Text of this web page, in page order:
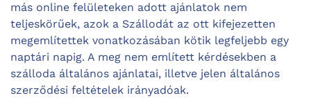
más online felületeken adott ajánlatok nem
teljeskörűek, azok a Szállodát az ott kifejezetten
megemlítettek vonatkozásában kötik legfeljebb egy
naptári napig. A meg nem említett kérdésekben a
szálloda általános ajánlatai, illetve jelen általános
szerződési feltételek irányadóak.